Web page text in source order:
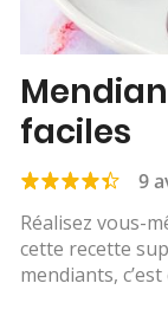
faciles
9
Réalisez vous-
cette recette
mendiants,